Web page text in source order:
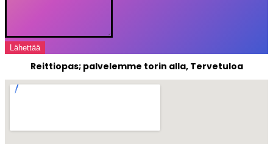
Lähettää
Reittiopas; palvelemme torin alla, Tervetuloa